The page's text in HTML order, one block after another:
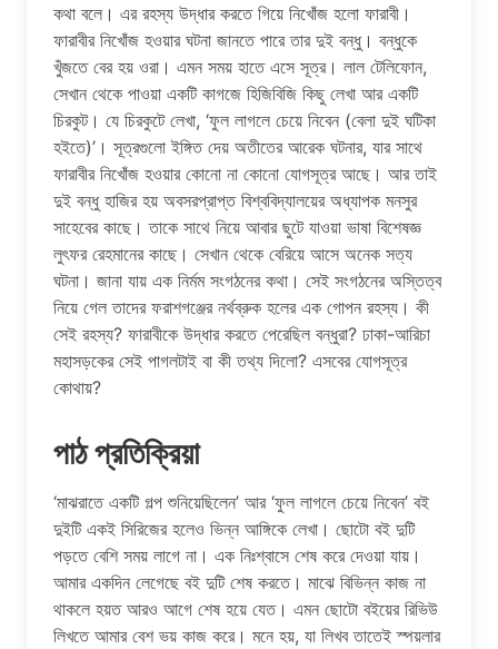
কথা বলে। এর রহস্য উদ্ধার করতে গিয়ে নিখোঁজ হলো ফারাবী।
ফারাবীর নিখোঁজ হওয়ার ঘটনা জানতে পারে তার দুই বন্ধু। বন্ধুকে
খুঁজতে বের হয় ওরা। এমন সময় হাতে এসে সূত্র। লাল টেলিফোন,
সেখান থেকে পাওয়া একটি কাগজে হিজিবিজি কিছু লেখা আর একটি
চিরকুট। যে চিরকুটে লেখা, ‘ফুল লাগলে চেয়ে নিবেন (বেলা দুই ঘটিকা
হইতে)’। সূত্রগুলো ইঙ্গিত দেয় অতীতের আরেক ঘটনার, যার সাথে
ফারাবীর নিখোঁজ হওয়ার কোনো না কোনো যোগসূত্র আছে। আর তাই
দুই বন্ধু হাজির হয় অবসরপ্রাপ্ত বিশ্ববিদ্যালয়ের অধ্যাপক মনসুর
সাহেবের কাছে। তাকে সাথে নিয়ে আবার ছুটে যাওয়া ভাষা বিশেষজ্ঞ
লুৎফর রেহমানের কাছে। সেখান থেকে বেরিয়ে আসে অনেক সত্য
ঘটনা। জানা যায় এক নির্মম সংগঠনের কথা। সেই সংগঠনের অস্তিত্ব
নিয়ে গেল তাদের ফরাশগঞ্জের নর্থব্রুক হলের এক গোপন রহস্য। কী
সেই রহস্য? ফারাবীকে উদ্ধার করতে পেরেছিল বন্ধুরা? ঢাকা-আরিচা
মহাসড়কের সেই পাগলটাই বা কী তথ্য দিলো? এসবের যোগসূত্র
কোথায়?
পাঠ প্রতিক্রিয়া
‘মাঝরাতে একটি গল্প শুনিয়েছিলেন’ আর ‘ফুল লাগলে চেয়ে নিবেন’ বই
দুইটি একই সিরিজের হলেও ভিন্ন আঙ্গিকে লেখা। ছোটো বই দুটি
পড়তে বেশি সময় লাগে না। এক নিঃশ্বাসে শেষ করে দেওয়া যায়।
আমার একদিন লেগেছে বই দুটি শেষ করতে। মাঝে বিভিন্ন কাজ না
থাকলে হয়ত আরও আগে শেষ হয়ে যেত। এমন ছোটো বইয়ের রিভিউ
লিখতে আমার বেশ ভয় কাজ করে। মনে হয়, যা লিখব তাতেই স্পয়লার